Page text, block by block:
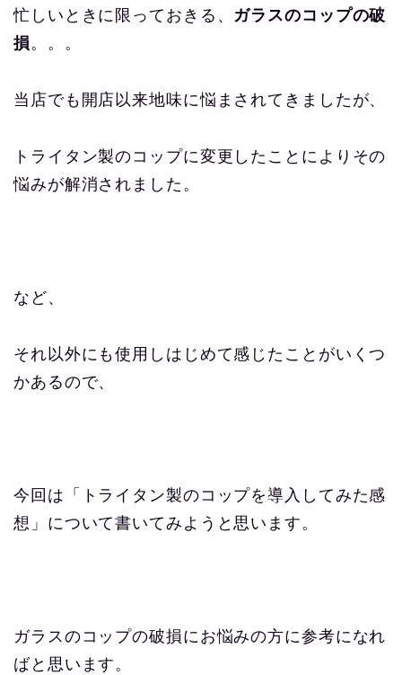
忙しいときに限っておきる、 ガラスのコップの破
損 。。。
当店でも開店以来地味に悩まされてきましたが、
トライタン製のコップに変更したことによりその
悩みが解消されました。
など、
それ以外にも使用しはじめて感じたことがいくつ
かあるので、
今回は「トライタン製のコップを導入してみた感
想」について書いてみようと思います。
ガラスのコップの破損にお悩みの方に参考になれ
ばと思います。